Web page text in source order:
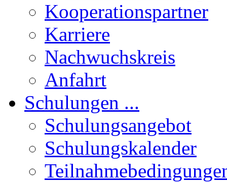
Kooperationspartner
Karriere
Nachwuchskreis
Anfahrt
Schulungen ...
Schulungsangebot
Schulungskalender